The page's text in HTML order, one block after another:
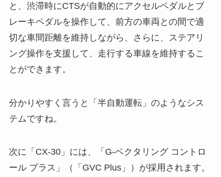
と、渋滞時にCTSが自動的にアクセルペダルとブ
レーキペダルを操作して、前方の車両との間で適
切な車間距離を維持しながら、さらに、ステアリ
ング操作を支援して、走行する車線を維持するこ
とができます。
分かりやすく言うと「半自動運転」のようなシス
テムですね。
次に「CX-30」には、「G-ベクタリング コントロ
ール プラス」（「GVC Plus」）が採用されます。